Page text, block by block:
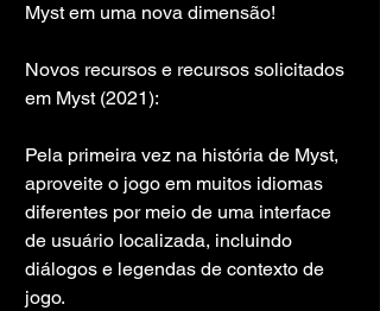
Myst em uma nova dimensão!
Novos recursos e recursos solicitados
em Myst (2021):
Pela primeira vez na história de Myst,
aproveite o jogo em muitos idiomas
diferentes por meio de uma interface
de usuário localizada, incluindo
diálogos e legendas de contexto de
jogo.